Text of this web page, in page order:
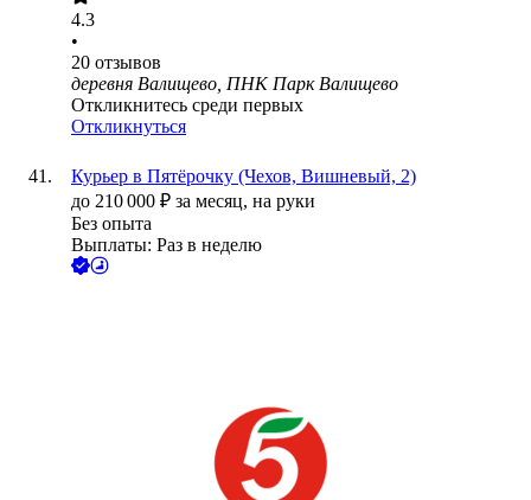
4.3
•
20 отзывов
деревня Валищево, ПНК Парк Валищево
Откликнитесь среди первых
Откликнуться
Курьер в Пятёрочку (Чехов, Вишневый, 2)
до 210 000 ₽ за месяц, на руки
Без опыта
Выплаты: Раз в неделю